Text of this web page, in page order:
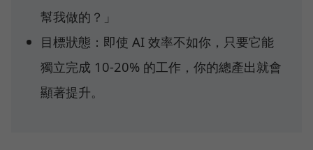
幫我做的？」
目標狀態：即使 AI 效率不如你，只要它能
獨立完成 10-20% 的工作，你的總產出就會
顯著提升。